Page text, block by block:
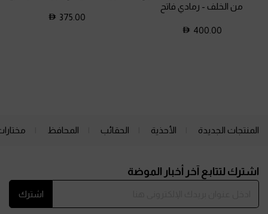
من الخلف - رمادي فاتح
400.00
375.00
المنتجات الجديدة الأحذية الحقائب المحافظ
اشترك لتتابع آخر أخبار الموضة
اشترك